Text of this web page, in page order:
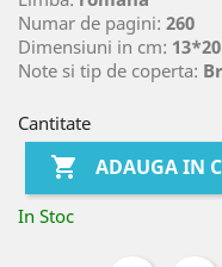
Numar de pagini: 260
Dimensiuni in cm:
Note si tip de coperta:
Cantitate
 ADAUGA IN
In Stoc